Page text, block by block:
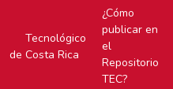
Tecnológico
de Costa Rica
¿Cómo
publicar en
el
Repositorio
TEC?